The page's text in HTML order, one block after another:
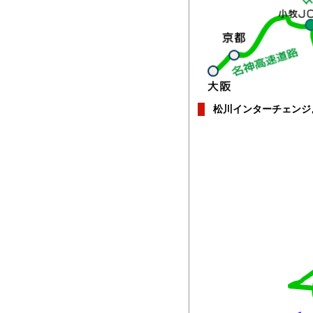
松川インターチェンジ